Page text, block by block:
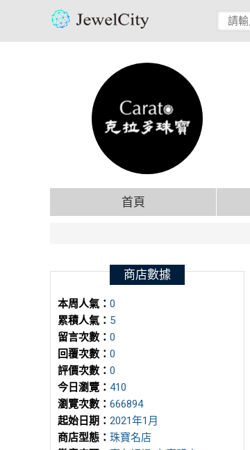
首頁
商店數據
本周人氣： 0
累積人氣： 5
留言次數： 0
回覆次數： 0
評價次數： 0
今日瀏覽： 410
瀏覽次數： 666894
起始日期： 2021年1月
商店型態： 珠寶名店